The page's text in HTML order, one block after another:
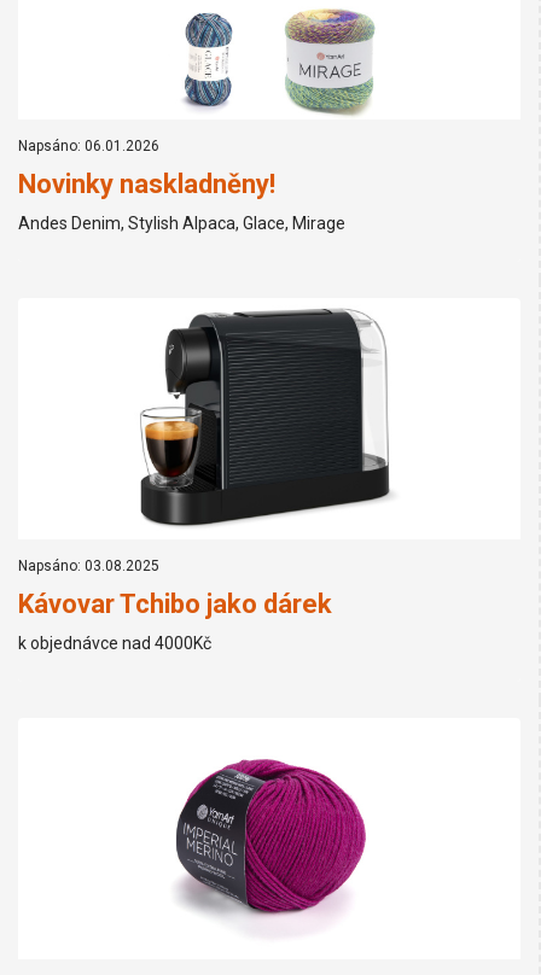
Napsáno: 06.01.2026
Novinky naskladněny!
Andes Denim, Stylish Alpaca, Glace, Mirage
Napsáno: 03.08.2025
Kávovar Tchibo jako dárek
k objednávce nad 4000Kč